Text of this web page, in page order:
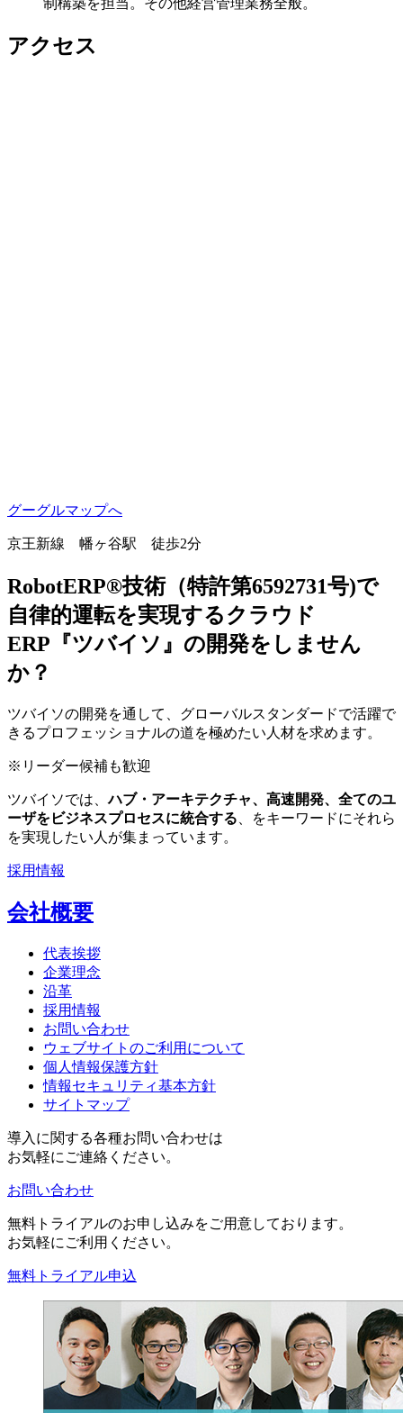
制構築を担当。その他経営管理業務全般。
アクセス
グーグルマップへ
京王新線 幡ヶ谷駅 徒歩2分
RobotERP®技術（特許第6592731号)で
自律的運転を実現するクラウド
ERP『ツバイソ』の開発をしません
か？
ツバイソの開発を通して、グローバルスタンダードで活躍で
きるプロフェッショナルの道を極めたい人材を求めます。
※ リーダー候補も歓迎
ツバイソでは、ハブ・アーキテクチャ、高速開発、全てのユ
ーザをビジネスプロセスに統合する 、をキーワードにそれら
を実現したい人が集まっています。
採用情報
会社概要
代表挨拶
企業理念
沿革
採用情報
お問い合わせ
ウェブサイトのご利用について
個人情報保護方針
情報セキュリティ基本方針
サイトマップ
導入に関する各種お問い合わせは
お気軽にご連絡ください。
お問い合わせ
無料トライアルのお申し込みをご用意しております。
お気軽にご利用ください。
無料トライアル申込